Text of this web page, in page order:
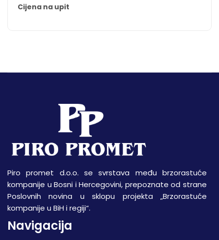
Cijena na upit
Piro promet d.o.o. se svrstava među brzorastuće
kompanije u Bosni i Hercegovini, prepoznate od strane
Poslovnih novina u sklopu projekta „Brzorastuće
kompanije u BiH i regiji“.
Navigacija